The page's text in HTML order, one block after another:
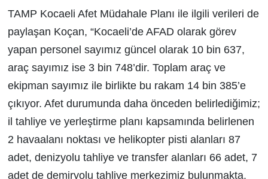
TAMP Kocaeli Afet Müdahale Planı ile ilgili verileri de
paylaşan Koçan, “Kocaeli’de AFAD olarak görev
yapan personel sayımız güncel olarak 10 bin 637,
araç sayımız ise 3 bin 748’dir. Toplam araç ve
ekipman sayımız ile birlikte bu rakam 14 bin 385’e
çıkıyor. Afet durumunda daha önceden belirlediğimiz;
il tahliye ve yerleştirme planı kapsamında belirlenen
2 havaalanı noktası ve helikopter pisti alanları 87
adet, denizyolu tahliye ve transfer alanları 66 adet, 7
adet de demiryolu tahliye merkezimiz bulunmakta.